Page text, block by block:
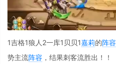
1吉格1狼人2一库1贝贝1嘉莉的阵容
势主流阵容 ，结果刺客流胜出！！